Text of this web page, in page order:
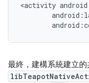
<activity
最終，建構系統建立